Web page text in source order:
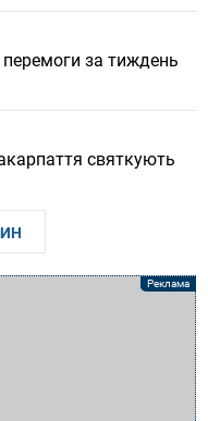
за тиждень
святкують